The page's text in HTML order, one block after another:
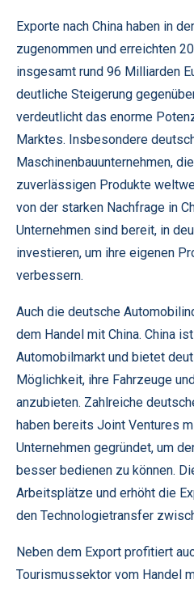
Exporte nach China haben in
zugenommen und erreichten
insgesamt rund 96 Milliarden
deutliche Steigerung
verdeutlicht das enorme
Marktes. Insbesondere
Maschinenbauunternehmen,
zuverlässigen Produkte
von der starken Nachfrage in
Unternehmen sind bereit, in
investieren, um ihre eigenen
verbessern.
Auch die deutsche
dem Handel mit China. China
Automobilmarkt und bietet
Möglichkeit, ihre Fahrzeuge
anzubieten. Zahlreiche
haben bereits Joint Ventures
Unternehmen gegründet, um
besser bedienen zu können.
Arbeitsplätze und erhöht die
den Technologietransfer
Neben dem Export profitiert
Tourismussektor vom Handel